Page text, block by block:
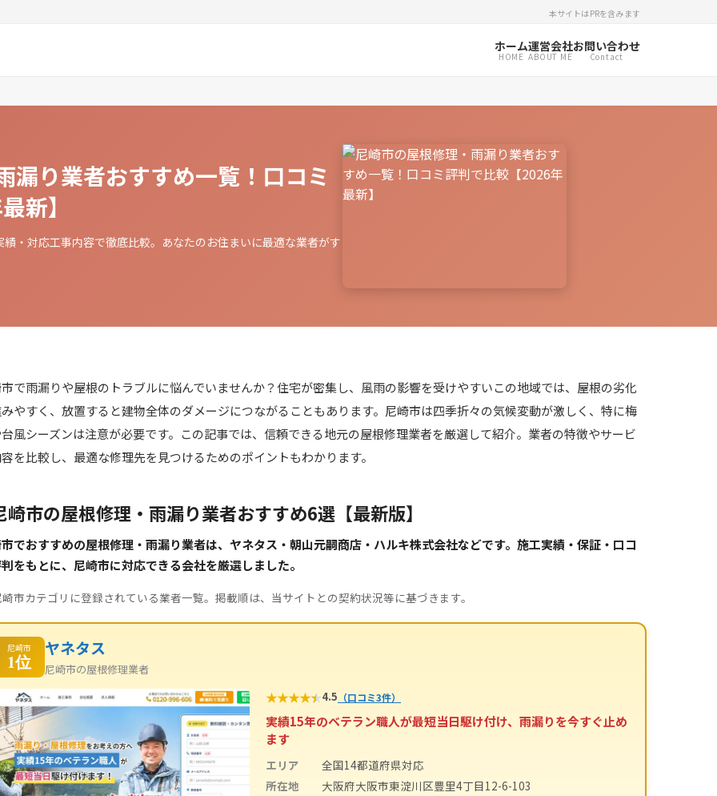
本サイトはPRを含みます
ホーム
HOME
運営会社
ABOUT ME
お問い合わせ
Contact
漏り業者おすすめ一覧！口コミ
新】
・対応工事内容で徹底比較。あなたのお住まいに最適な業者がす
で雨漏りや屋根のトラブルに悩んでいませんか？住宅が密集し、風雨の影響を受けやすいこの地域では、屋根の劣化
やすく、放置すると建物全体のダメージにつながることもあります。尼崎市は四季折々の気候変動が激しく、特に梅
風シーズンは注意が必要です。この記事では、信頼できる地元の屋根修理業者を厳選して紹介。業者の特徴やサービ
を比較し、最適な修理先を見つけるためのポイントもわかります。
崎市の屋根修理・雨漏り業者おすすめ6選【最新版】
でおすすめの屋根修理・雨漏り業者は、ヤネタス・朝山元嗣商店・ハルキ株式会社などです。施工実績・保証・口コ
をもとに、尼崎市に対応できる会社を厳選しました。
市カテゴリに登録されている業者一覧。掲載順は、当サイトとの契約状況等に基づきます。
尼崎市
1位
ヤネタス
尼崎市の屋根修理業者
★★★★★4.5 （口コミ3件）
実績15年のベテラン職人が最短当日駆け付け、雨漏りを今すぐ止め
ます
エリア
全国14都道府県対応
所在地
大阪府大阪市東淀川区豊里4丁目12-6-103